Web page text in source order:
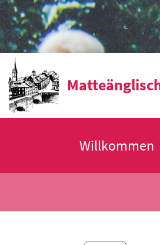
Willkommen